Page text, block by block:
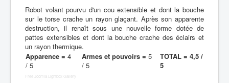
Monstre
Autre
Animal
Race
Robot volant pourvu d'un cou extensible et dont la bouche
sur le torse crache un rayon glaçant. Après son apparente
destruction, il renaît sous une nouvelle forme dotée de
pattes extensibles et dont la bouche crache des éclairs et
un rayon thermique.
Apparence = 4
/ 5
Armes et pouvoirs = 5
/ 5
TOTAL = 4,5 /
5
Free Joomla Lightbox Gallery